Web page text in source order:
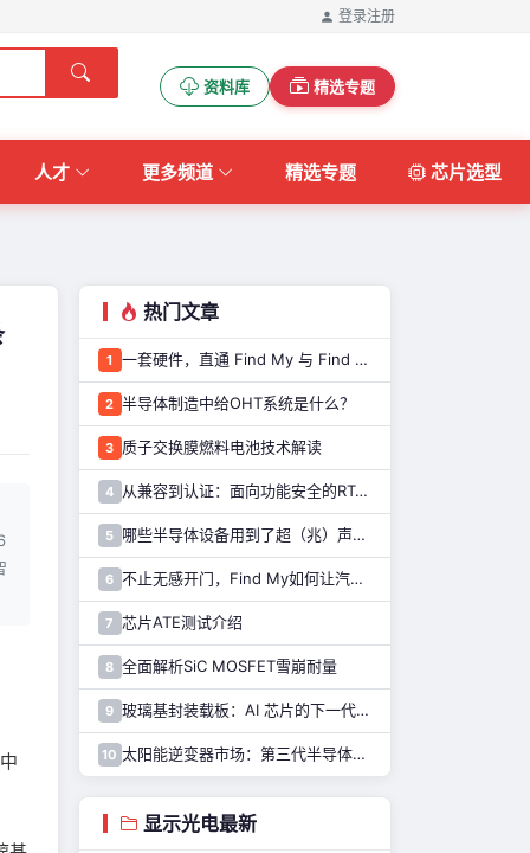
登录注册
资料库 精选专题
人才 更多频道 精选专题 芯片选型
热门文章
1 一套硬件，直通 Find My 与 Find Hub：nRF54L15 Tag 加速原型开发
2 半导体制造中给OHT系统是什么？
3 质子交换膜燃料电池技术解读
4 从兼容到认证：面向功能安全的RT-Thread Safety操作系统技术白皮书
5 哪些半导体设备用到了超（兆）声波？
6 不止无感开门，Find My如何让汽车数字钥匙升级为全能车管家？
7 芯片ATE测试介绍
8 全面解析SiC MOSFET雪崩耐量
9 玻璃基封装载板：AI 芯片的下一代“地基”，到底难在哪里？
10 太阳能逆变器市场：第三代半导体与IGBT的角力，胜算几何？
显示光电最新